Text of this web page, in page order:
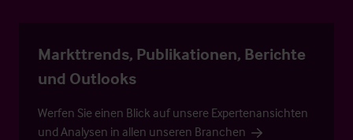
Markttrends, Publikationen, Berichte
und Outlooks
Werfen Sie einen Blick auf unsere Expertenansichten
und Analysen in allen unseren Branchen